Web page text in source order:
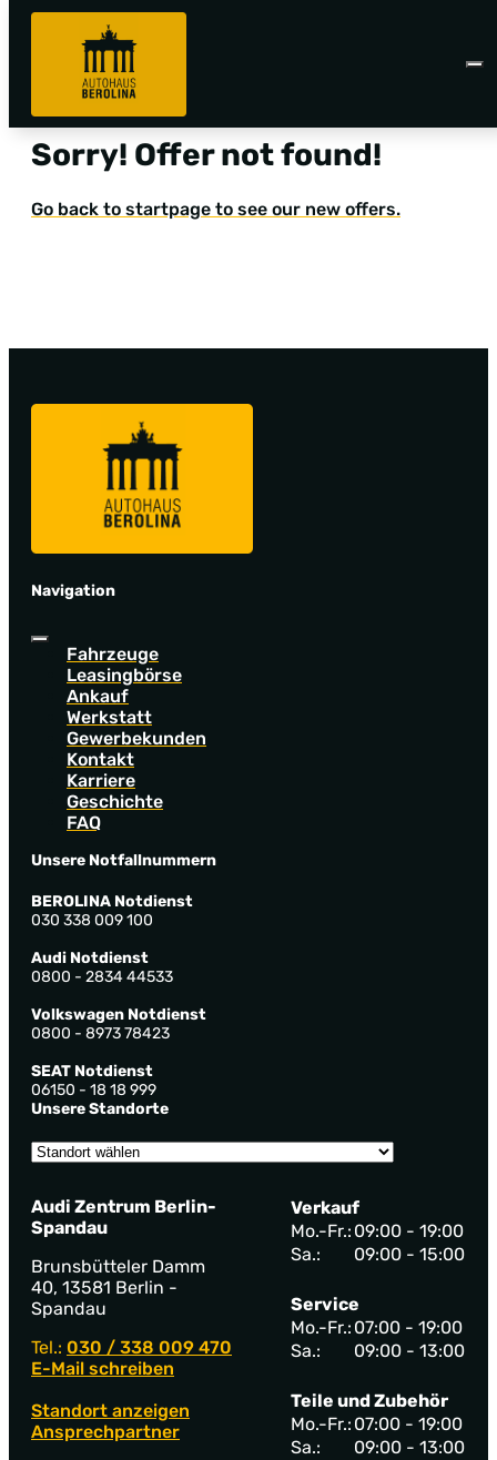
Sorry! Offer not found!
Go back to startpage to see our new offers.
Navigation
Fahrzeuge
Leasingbörse
Ankauf
Werkstatt
Gewerbekunden
Kontakt
Karriere
Geschichte
FAQ
Unsere Notfallnummern
BEROLINA Notdienst
030 338 009 100
Audi Notdienst
0800 - 2834 44533
Volkswagen Notdienst
0800 - 8973 78423
SEAT Notdienst
06150 - 18 18 999
Unsere Standorte
Audi Zentrum Berlin-
Spandau
Brunsbütteler Damm
40, 13581 Berlin -
Spandau
Tel.: 030 / 338 009 470
E-Mail schreiben
Standort anzeigen
Ansprechpartner
Verkauf
Mo.-Fr.: 09:00 - 19:00
Sa.:
09:00 - 15:00
Service
Mo.-Fr.: 07:00 - 19:00
Sa.:
09:00 - 13:00
Teile und Zubehör
Mo.-Fr.: 07:00 - 19:00
Sa.:
09:00 - 13:00